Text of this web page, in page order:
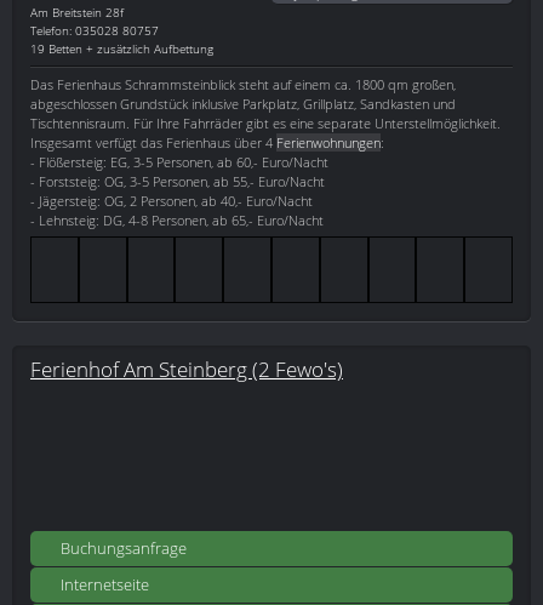
Am Breitstein 28f
Telefon: 035028 80757
19 Betten + zusätzlich Aufbettung
Das Ferienhaus Schrammsteinblick steht auf einem ca. 1800 qm großen,
abgeschlossen Grundstück inklusive Parkplatz, Grillplatz, Sandkasten und
Tischtennisraum. Für Ihre Fahrräder gibt es eine separate Unterstellmöglichkeit.
Insgesamt verfügt das Ferienhaus über 4 Ferienwohnungen:
- Flößersteig: EG, 3-5 Personen, ab 60,- Euro/Nacht
- Forststeig: OG, 3-5 Personen, ab 55,- Euro/Nacht
- Jägersteig: OG, 2 Personen, ab 40,- Euro/Nacht
- Lehnsteig: DG, 4-8 Personen, ab 65,- Euro/Nacht
Ferienhof Am Steinberg (2 Fewo's)
Buchungsanfrage
Internetseite